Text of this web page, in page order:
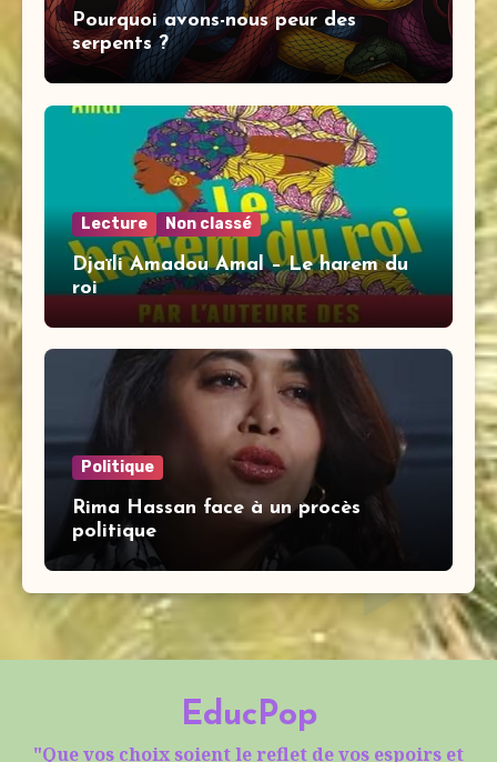
Pourquoi avons-nous peur des
serpents ?
Lecture Non classé
Djaïli Amadou Amal – Le harem du
roi
Politique
Rima Hassan face à un procès
politique
EducPop
"Que vos choix soient le reflet de vos espoirs et